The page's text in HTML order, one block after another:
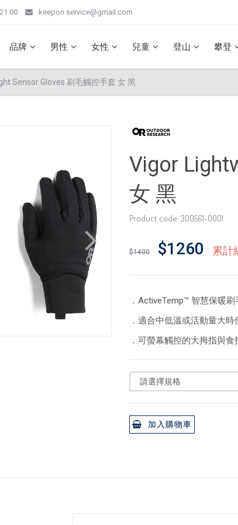
keepon.service@gmail.com
品牌 男性 女性 兒童 登山 攀登
Sensor Gloves 刷毛觸控手套 女 黑
Vigor
女 黑
Product code: 300561-0001
$1400 $1260 累計
．ActiveTemp™ 智慧保暖
．適合中低溫或活動量大時
．可螢幕觸控的大拇指與食
加入購物車